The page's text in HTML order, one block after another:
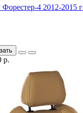
4 2012-2015
р.